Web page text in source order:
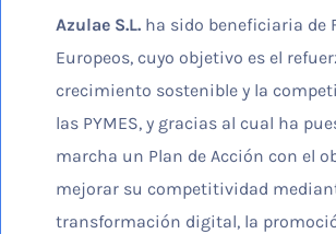
Azulae S.L. ha sido beneficiaria de
Europeos, cuyo objetivo es el
crecimiento sostenible y la
las PYMES, y gracias al cual ha
marcha un Plan de Acción con el
mejorar su competitividad
transformación digital, la